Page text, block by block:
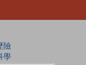
險
學